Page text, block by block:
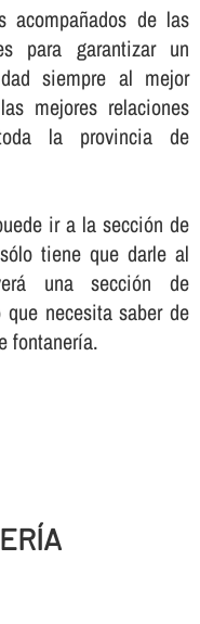
acompañados de las
para garantizar un
siempre al mejor
mejores relaciones
la provincia de
ir a la sección de
tiene que darle al
una sección de
necesita saber de
fontanerí­a.